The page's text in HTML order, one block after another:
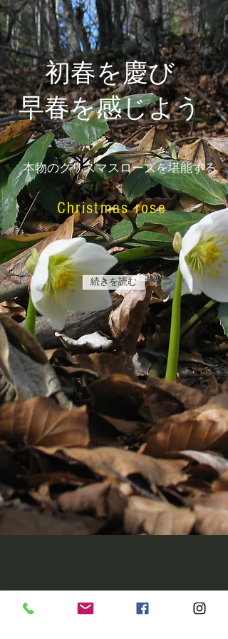
​初春を慶び
早春を感じよう
本物のクリスマスローズを堪能する
Christmas rose
続きを読む